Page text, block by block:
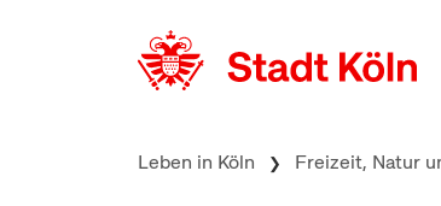
Leben in Köln Freizeit, Natur